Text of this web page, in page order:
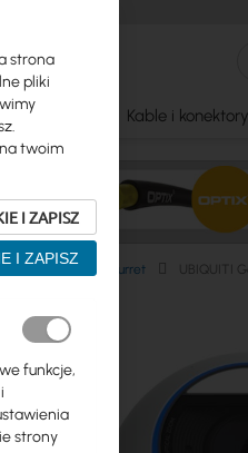
Kable i konektory
Dome & Turret UBIQUITI
na
galerii
strona
pliki
twoim
I ZAPISZ
I ZAPISZ
funkcje,
strony